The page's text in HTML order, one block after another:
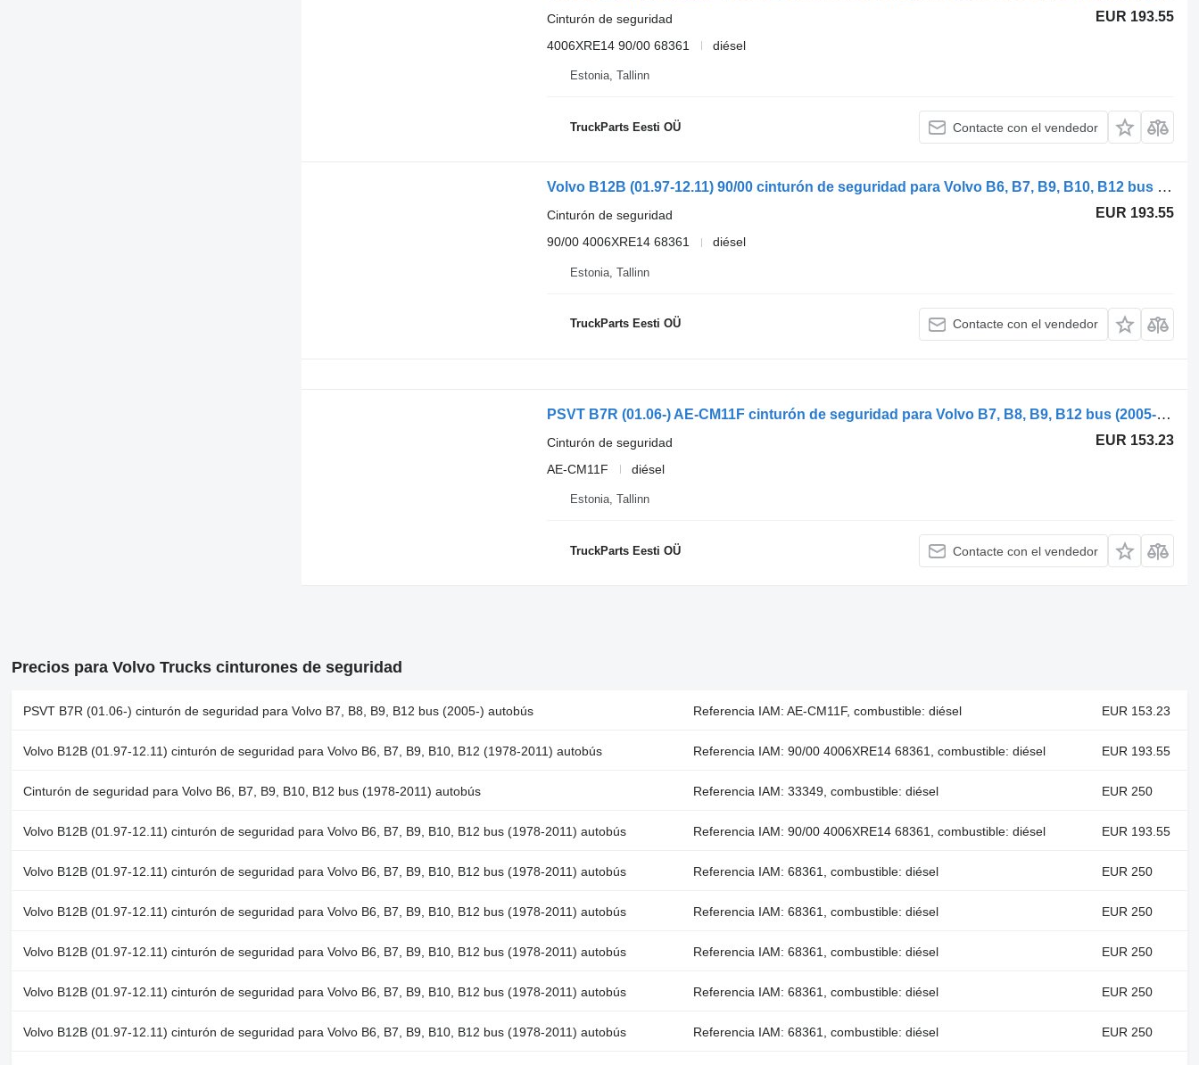
EUR 193.55
Cinturón de seguridad
4006XRE14 90/00 68361
diésel
Estonia, Tallinn
TruckParts Eesti OÜ Contacte con el vendedor
Volvo B12B (01.97-12.11) 90/00 cinturón de seguridad para Volvo B6, B7, B9, B10, B12 bus (1978-2011) autobús
EUR 193.55
Cinturón de seguridad
90/00 4006XRE14 68361
diésel
Estonia, Tallinn
TruckParts Eesti OÜ Contacte con el vendedor
PSVT B7R (01.06-) AE-CM11F cinturón de seguridad para Volvo B7, B8, B9, B12 bus (2005-) autobús
EUR 153.23
Cinturón de seguridad
AE-CM11F
diésel
Estonia, Tallinn
TruckParts Eesti OÜ Contacte con el vendedor
Precios para Volvo Trucks cinturones de seguridad
PSVT B7R (01.06-) cinturón de seguridad para Volvo B7, B8, B9, B12 bus (2005-) autobús Referencia IAM: AE-CM11F, combustible: diésel EUR 153.23
Volvo B12B (01.97-12.11) cinturón de seguridad para Volvo B6, B7, B9, B10, B12 (1978-2011) autobús Referencia IAM: 90/00 4006XRE14 68361, combustible: diésel EUR 193.55
Cinturón de seguridad para Volvo B6, B7, B9, B10, B12 bus (1978-2011) autobús Referencia IAM: 33349, combustible: diésel EUR 250
Volvo B12B (01.97-12.11) cinturón de seguridad para Volvo B6, B7, B9, B10, B12 bus (1978-2011) autobús Referencia IAM: 90/00 4006XRE14 68361, combustible: diésel EUR 193.55
Volvo B12B (01.97-12.11) cinturón de seguridad para Volvo B6, B7, B9, B10, B12 bus (1978-2011) autobús Referencia IAM: 68361, combustible: diésel EUR 250
Volvo B12B (01.97-12.11) cinturón de seguridad para Volvo B6, B7, B9, B10, B12 bus (1978-2011) autobús Referencia IAM: 68361, combustible: diésel EUR 250
Volvo B12B (01.97-12.11) cinturón de seguridad para Volvo B6, B7, B9, B10, B12 bus (1978-2011) autobús Referencia IAM: 68361, combustible: diésel EUR 250
Volvo B12B (01.97-12.11) cinturón de seguridad para Volvo B6, B7, B9, B10, B12 bus (1978-2011) autobús Referencia IAM: 68361, combustible: diésel EUR 250
Volvo B12B (01.97-12.11) cinturón de seguridad para Volvo B6, B7, B9, B10, B12 bus (1978-2011) autobús Referencia IAM: 68361, combustible: diésel EUR 250